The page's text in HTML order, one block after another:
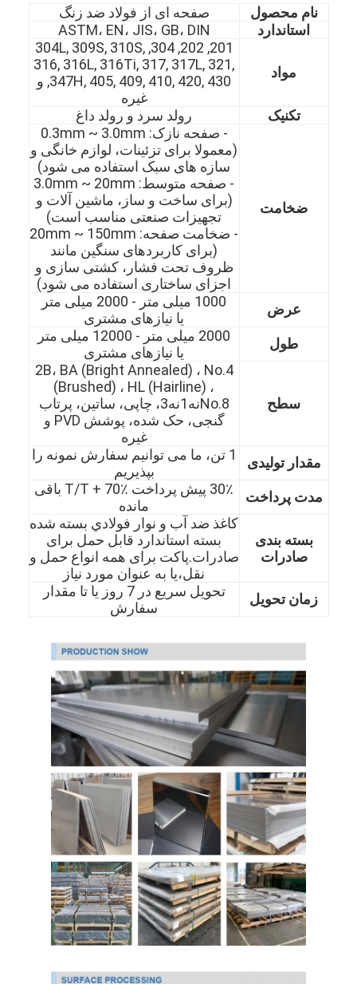
خانه
ویدیو
درباره ما
بازدید از کارخانه
کنترل کیفیت
تماس با ما
اخبار
ورق فولادی ضد زنگ نورد سرد
کلاف فولاد ضد زنگ نورد سرد
ورق فولادی ضد زنگ نورد گرم
نام محصول
صفحه ای از فولاد ضد زنگ
استاندارد
ASTM، EN، JIS، GB، DIN
مواد
201, 202, 304, 304L, 309S, 310S,
316, 316L, 316Ti, 317, 317L, 321,
347H, 405, 409, 410, 420, 430, و
غیره
تکنیک
رولد سرد و رولد داغ
ضخامت
- صفحه نازک: 0.3mm ~ 3.0mm
(معمولا برای تزئینات، لوازم خانگی و
سازه های سبک استفاده می شود)
- صفحه متوسط: 3.0mm ~ 20mm
(برای ساخت و ساز، ماشین آلات و
تجهیزات صنعتی مناسب است)
- ضخامت صفحه: 20mm ~ 150mm
(برای کاربردهای سنگین مانند
ظروف تحت فشار، کشتی سازی و
اجزای ساختاری استفاده می شود)
عرض
1000 میلی متر - 2000 میلی متر
یا نیازهای مشتری
طول
2000 میلی متر - 12000 میلی متر
یا نیازهای مشتری
سطح
2B، BA (Bright Annealed) ، No.4
(Brushed) ، HL (Hairline) ،
No.8نه1نه3، چاپی، ساتین، پرتاب
گنجی، حک شده، پوشش PVD و
غیره
مقدار تولیدی
1 تن، ما می توانیم سفارش نمونه را
بپذیریم
مدت پرداخت
30٪ پیش پرداخت T/T + 70٪ باقی
مانده
بسته بندی
صادرات
کاغذ ضد آب و نوار فولادي بسته شده
بسته استاندارد قابل حمل برای
صادرات.پاکت برای همه انواع حمل و
نقل،یا به عنوان مورد نیاز
زمان تحویل
تحویل سریع در 7 روز یا تا مقدار
سفارش